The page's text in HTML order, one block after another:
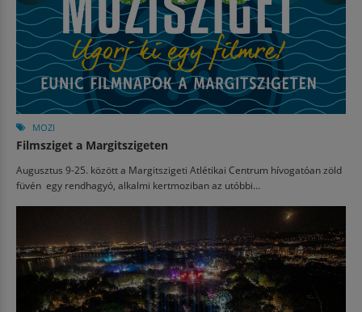
MOZI
Filmsziget a Margitszigeten
Augusztus 9-25. között a Margitszigeti Atlétikai Centrum hívogatóan zöld
füvén egy rendhagyó, alkalmi kertmoziban az utóbbi...